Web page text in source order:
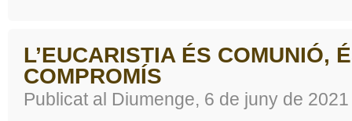
L’EUCARISTIA ÉS COMUNIÓ,
COMPROMÍS
Publicat al Diumenge, 6 de juny de 2021